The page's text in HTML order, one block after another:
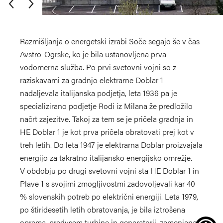
Razmišljanja o energetski izrabi Soče segajo še v čas
Avstro-Ogrske, ko je bila ustanovljena prva
vodomerna služba. Po prvi svetovni vojni so z
raziskavami za gradnjo elektrarne Doblar 1
nadaljevala italijanska podjetja, leta 1936 pa je
specializirano podjetje Rodi iz Milana že predložilo
načrt zajezitve. Takoj za tem se je pričela gradnja in
HE Doblar 1 je kot prva pričela obratovati prej kot v
treh letih. Do leta 1947 je elektrarna Doblar proizvajala
energijo za takratno italijansko energijsko omrežje.
V obdobju po drugi svetovni vojni sta HE Doblar 1 in
Plave 1 s svojimi zmogljivostmi zadovoljevali kar 40
% slovenskih potreb po električni energiji. Leta 1979,
po štiridesetih letih obratovanja, je bila iztrošena